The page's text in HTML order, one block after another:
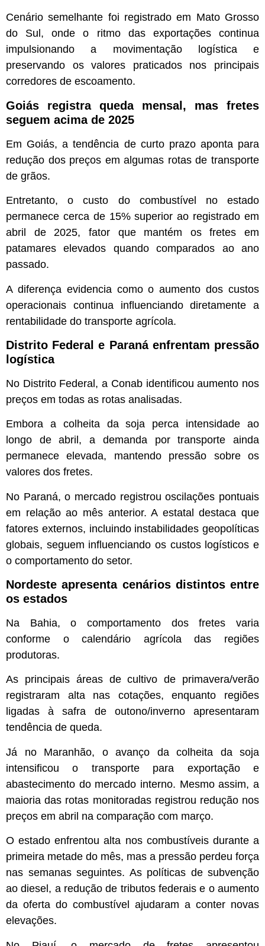
Cenário semelhante foi registrado em Mato Grosso
do Sul, onde o ritmo das exportações continua
impulsionando a movimentação logística e
preservando os valores praticados nos principais
corredores de escoamento.
Goiás registra queda mensal, mas fretes
seguem acima de 2025
Em Goiás, a tendência de curto prazo aponta para
redução dos preços em algumas rotas de transporte
de grãos.
Entretanto, o custo do combustível no estado
permanece cerca de 15% superior ao registrado em
abril de 2025, fator que mantém os fretes em
patamares elevados quando comparados ao ano
passado.
A diferença evidencia como o aumento dos custos
operacionais continua influenciando diretamente a
rentabilidade do transporte agrícola.
Distrito Federal e Paraná enfrentam pressão
logística
No Distrito Federal, a Conab identificou aumento nos
preços em todas as rotas analisadas.
Embora a colheita da soja perca intensidade ao
longo de abril, a demanda por transporte ainda
permanece elevada, mantendo pressão sobre os
valores dos fretes.
No Paraná, o mercado registrou oscilações pontuais
em relação ao mês anterior. A estatal destaca que
fatores externos, incluindo instabilidades geopolíticas
globais, seguem influenciando os custos logísticos e
o comportamento do setor.
Nordeste apresenta cenários distintos entre
os estados
Na Bahia, o comportamento dos fretes varia
conforme o calendário agrícola das regiões
produtoras.
As principais áreas de cultivo de primavera/verão
registraram alta nas cotações, enquanto regiões
ligadas à safra de outono/inverno apresentaram
tendência de queda.
Já no Maranhão, o avanço da colheita da soja
intensificou o transporte para exportação e
abastecimento do mercado interno. Mesmo assim, a
maioria das rotas monitoradas registrou redução nos
preços em abril na comparação com março.
O estado enfrentou alta nos combustíveis durante a
primeira metade do mês, mas a pressão perdeu força
nas semanas seguintes. As políticas de subvenção
ao diesel, a redução de tributos federais e o aumento
da oferta do combustível ajudaram a conter novas
elevações.